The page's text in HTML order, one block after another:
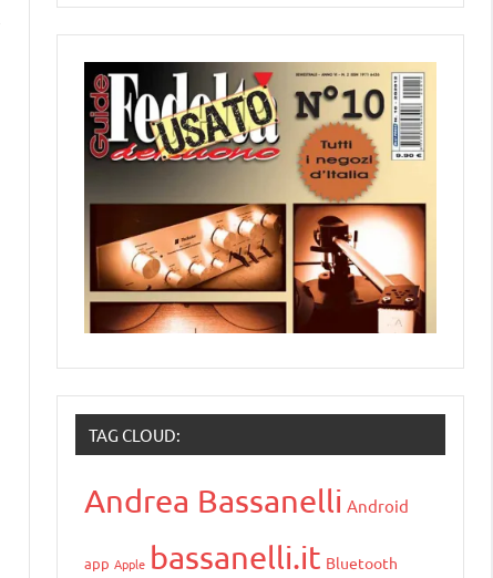
TAG CLOUD:
Andrea Bassanelli Android
app Apple bassanelli.it Bluetooth